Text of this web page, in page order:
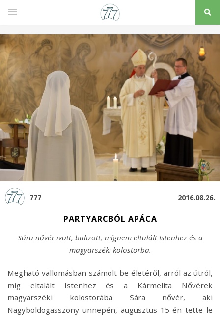
777 2016.08.26.
PARTYARCBÓL APÁCA
Sára nővér ivott, bulizott, mígnem eltalált Istenhez és a
magyarszéki kolostorba.
Megható vallomásban számolt be életéről, arról az útról,
míg eltalált Istenhez és a Kármelita Nővérek
magyarszéki kolostorába Sára nővér, aki
Nagyboldogasszony ünnepén, augusztus 15-én tette le